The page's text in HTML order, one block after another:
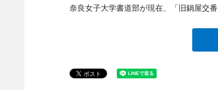
奈良女子大学書道部が現在、「旧鍋屋交